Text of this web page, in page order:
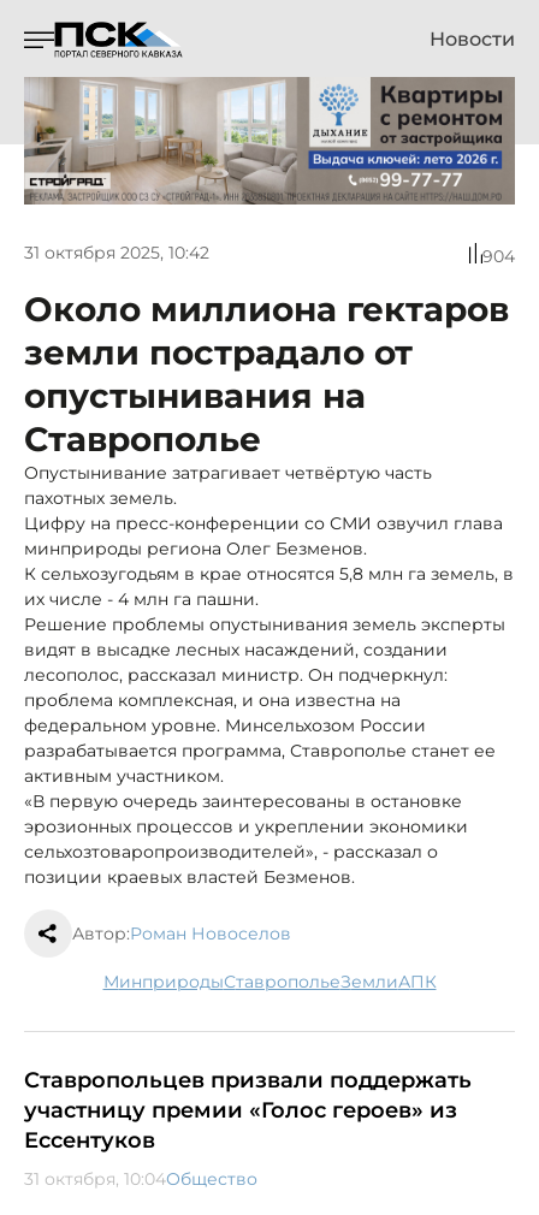
Новости
31 октября 2025, 10:42 904
Около миллиона гектаров
земли пострадало от
опустынивания на
Ставрополье
Опустынивание затрагивает четвёртую часть
пахотных земель.
Цифру на пресс-конференции со СМИ озвучил глава
минприроды региона Олег Безменов.
К сельхозугодьям в крае относятся 5,8 млн га земель, в
их числе - 4 млн га пашни.
Решение проблемы опустынивания земель эксперты
видят в высадке лесных насаждений, создании
лесополос, рассказал министр. Он подчеркнул:
проблема комплексная, и она известна на
федеральном уровне. Минсельхозом России
разрабатывается программа, Ставрополье станет ее
активным участником.
«В первую очередь заинтересованы в остановке
эрозионных процессов и укреплении экономики
сельхозтоваропроизводителей», - рассказал о
позиции краевых властей Безменов.
Автор:Роман Новоселов
минприроды Ставрополье земли АПК
Ставропольцев призвали поддержать
участницу премии «Голос героев» из
Ессентуков
31 октября, 10:04Общество